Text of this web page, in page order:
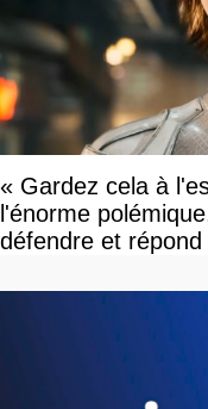
« Gardez cela à
l'énorme
défendre et